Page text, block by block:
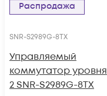
Распродажа
SNR-S2989G-8TX
Управляемый
коммутатор уровня
2 SNR-S2989G-8TX